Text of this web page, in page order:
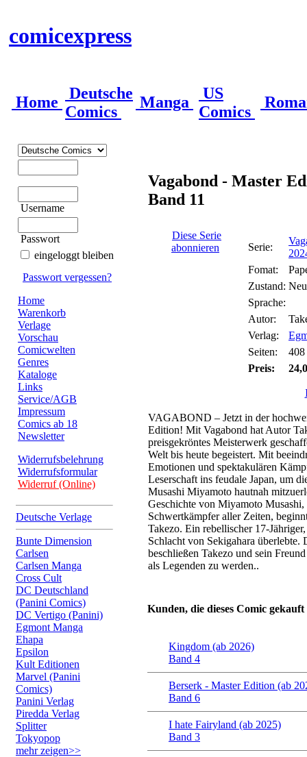
comicexpress
Home
Deutsche
Comics
Manga
US
Comics
Username
Passwort
eingeloggt bleiben
Passwort vergessen?
Home
Warenkorb
Verlage
Vorschau
Comicwelten
Genres
Kataloge
Links
Service/AGB
Impressum
Comics ab 18
Newsletter
Widerrufsbelehrung
Widerrufsformular
Widerruf (Online)
Deutsche Verlage
Bunte Dimension
Carlsen
Carlsen Manga
Cross Cult
DC Deutschland
(Panini Comics)
DC Vertigo (Panini)
Egmont Manga
Ehapa
Epsilon
Kult Editionen
Marvel (Panini
Comics)
Panini Verlag
Piredda Verlag
Splitter
Tokyopop
mehr zeigen>>
Vagabond - Master
Band 11
Diese Serie
abonnieren
Serie:
Fomat:
Zustand: Neu
Sprache:
Autor:
Verlag:
Seiten:
408
Preis:
VAGABOND – Jetzt in der
Edition! Mit Vagabond hat Autor
preisgekröntes Meisterwerk
Welt bis heute begeistert. Mit
Emotionen und spektakulären
Leserschaft ins feudale Japan, um
Musashi Miyamoto hautnah
Geschichte von Miyamoto
Schwertkämpfer aller Zeiten,
Takezo. Ein rebellischer 17-
Schlacht von Sekigahara überlebte.
beschließen Takezo und sein
als Legenden zu werden..
Kunden, die dieses Comic
Kingdom (ab 2026)
Band 4
Berserk - Master Edition (ab
Band 6
I hate Fairyland (ab 2025)
Band 3